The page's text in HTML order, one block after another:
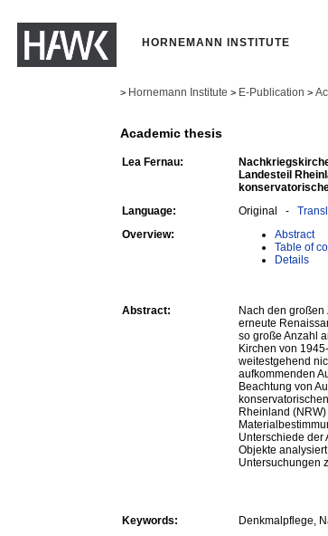
HORNEMANN INSTITUTE
> Hornemann Institute > E-Publication >
Academic thesis
Lea Fernau:
Landesteil
Language: Original -
Overview:
Abstract
Table of
Details
Abstract:
Nach den
erneute
so große Anzahl
Kirchen von
weitestgehend
aufkommenden
Beachtung von
Rheinland
Unterschiede der
Objekte
Untersuchungen
Keywords:
Denkmalpflege,